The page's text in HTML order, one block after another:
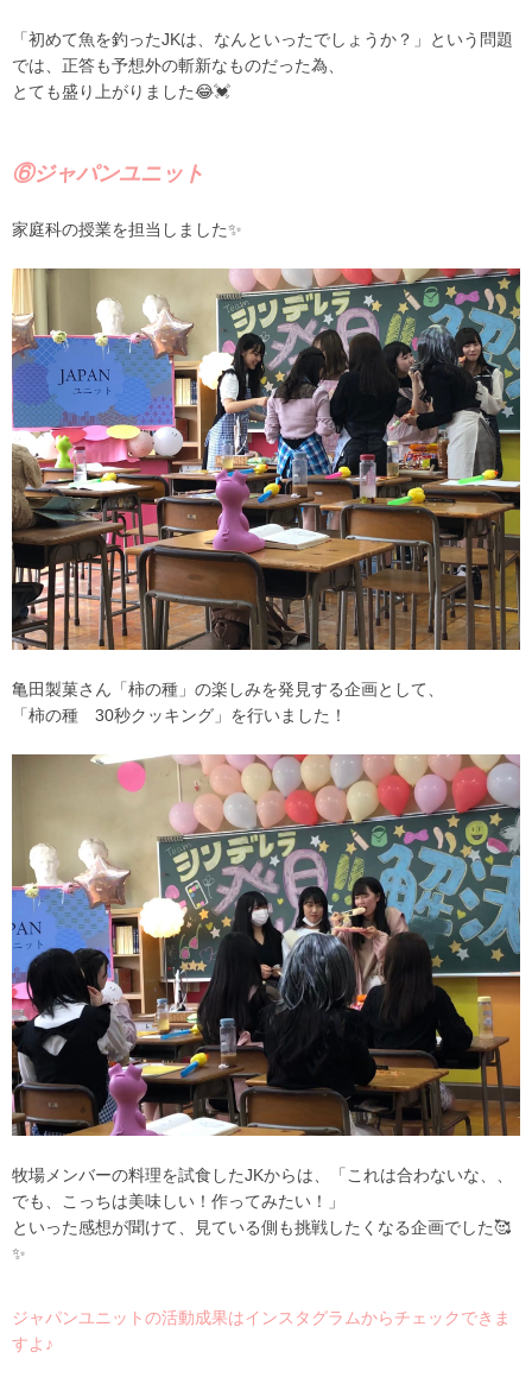
「初めて魚を釣ったJKは、なんといったでしょうか？」という問題
では、正答も予想外の斬新なものだった為、
とても盛り上がりました😂💓
⑥ジャパンユニット
家庭科の授業を担当しました✨
亀田製菓さん「柿の種」の楽しみを発見する企画として、
「柿の種 30秒クッキング」を行いました！
牧場メンバーの料理を試食したJKからは、「これは合わないな、、
でも、こっちは美味しい！作ってみたい！」
といった感想が聞けて、見ている側も挑戦したくなる企画でした🥰
✨
ジャパンユニットの活動成果はインスタグラムからチェックできま
すよ♪